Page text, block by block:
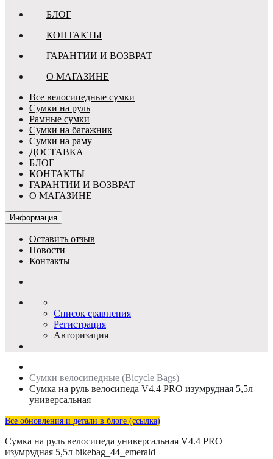
БЛОГ
КОНТАКТЫ
ГАРАНТИИ И ВОЗВРАТ
О МАГАЗИНЕ
Все велосипедные сумки
Сумки на руль
Рамные сумки
Сумки на багажник
Сумки на раму
ДОСТАВКА
БЛОГ
КОНТАКТЫ
ГАРАНТИИ И ВОЗВРАТ
О МАГАЗИНЕ
Информация
Оставить отзыв
Новости
Контакты
Список сравнения
Регистрация
Авторизация
Сумки велосипедные (Bicycle Bags)
Сумка на руль велосипеда V4.4 PRO изумрудная 5,5л
универсальная
Все обновления и детали в блоге (ссылка)
Сумка на руль велосипеда универсальная V4.4 PRO
изумрудная 5,5л bikebag_44_emerald